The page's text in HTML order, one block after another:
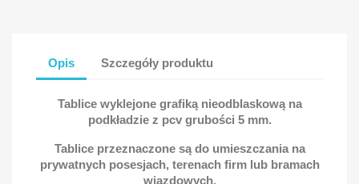
Opis Szczegóły produktu
Tablice wyklejone grafiką nieodblaskową na
podkładzie z pcv grubości 5 mm.
Tablice przeznaczone są do umieszczania na
prywatnych posesjach, terenach firm lub bramach
wjazdowych.